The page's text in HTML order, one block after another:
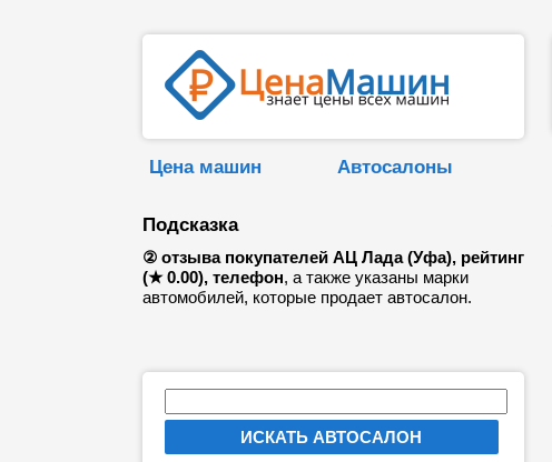
Цена машин Автосалоны
Подсказка
② отзыва покупателей АЦ Лада (Уфа), рейтинг
(★ 0.00), телефон, а также указаны марки
автомобилей, которые продает автосалон.